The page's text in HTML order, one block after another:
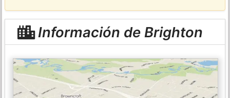
Información de Brighton